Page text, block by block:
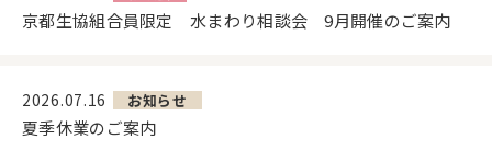
京都生協組合員限定 水まわり相談会 9月開催のご案内
2026.07.16 お知らせ
夏季休業のご案内